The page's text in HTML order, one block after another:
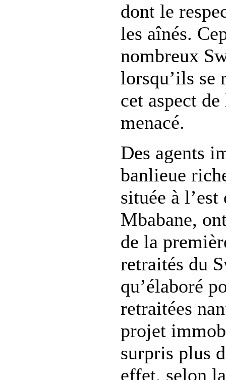
dont le
les aînés.
nombreux
lorsqu’ils se
cet aspect
menacé.
Des agents
banlieue
située à
Mbabane,
de la
retraités du
qu’élaboré
retraitées
projet
surpris plus
effet, selon